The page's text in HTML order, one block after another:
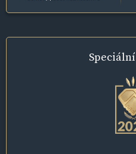
Speciální